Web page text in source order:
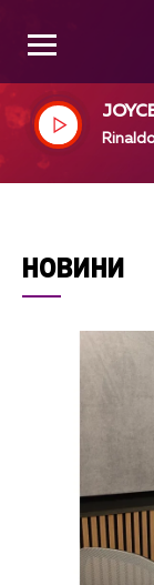
SO
НОВИНИ